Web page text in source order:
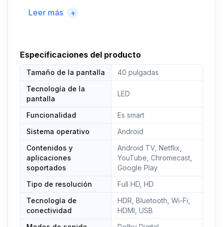
adopta para más visión en espacios no grandes.
soportes traseros rigurosamente probados. Nota
especificaciones del soporte de pared = ancho
100 mm x altura 100 mm
Garantía sin preocupaciones: viene con una
garantía de 2 años. Para correo electrónico o
llamada:uksupport@tcl.com / 0203 795 3308.
Leer más +
Especificaciones del producto
Tamaño de la pantalla
40 pulgadas
Tecnología de la
pantalla
LED
Funcionalidad
Es smart
Sistema operativo
Android
Contenidos y
aplicaciones
soportados
Android TV, Netflix,
YouTube, Chromecast,
Google Play
Tipo de resolución
Full HD, HD
Tecnología de
conectividad
HDR, Bluetooth, Wi-Fi,
HDMI, USB